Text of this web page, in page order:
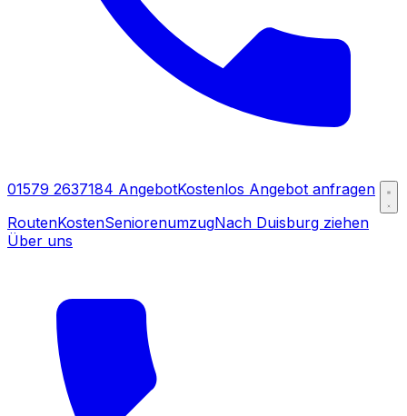
01579 2637184 AngebotKostenlos Angebot anfragen
RoutenKostenSeniorenumzugNach Duisburg ziehen
Über uns